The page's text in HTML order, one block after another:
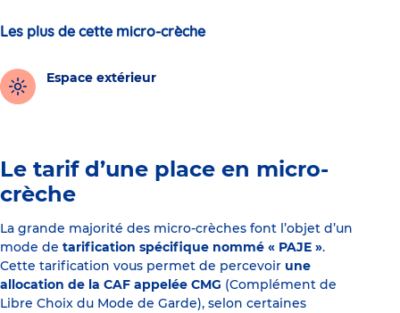
Les plus de cette micro-crèche
Espace extérieur
Le tarif d’une place en micro-
crèche
La grande majorité des micro-crèches font l’objet d’un
mode de tarification spécifique nommé « PAJE ».
Cette tarification vous permet de percevoir une
allocation de la CAF appelée CMG (Complément de
Libre Choix du Mode de Garde), selon certaines